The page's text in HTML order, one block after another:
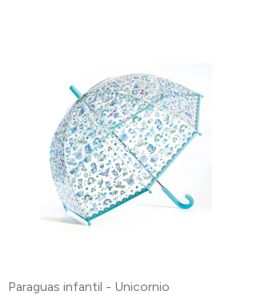
Paraguas infantil - Unicornio